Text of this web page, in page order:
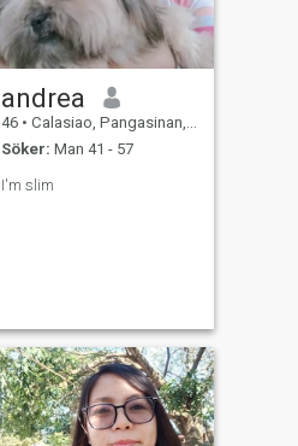
andrea
46 • Calasiao, Pangasinan, Filippinerna
Söker: Man 41 - 57
I'm slim